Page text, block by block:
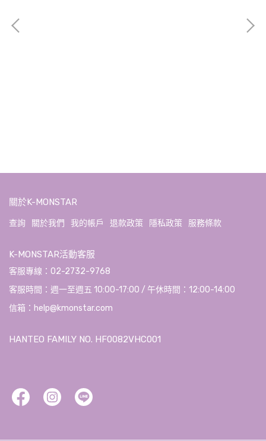
關於K-MONSTAR
查詢 關於我們 我的帳戶 退款政策 隱私政策 服務條款
K-MONSTAR活動客服
客服專線：02-2732-9768
客服時間：週一至週五 10:00-17:00 / 午休時間：12:00-14:00
信箱：help@kmonstar.com
HANTEO FAMILY NO. HF0082VHC001